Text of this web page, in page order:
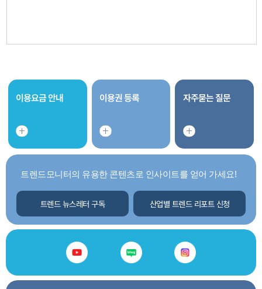
이용요금 안내 이용권 등록 자주묻는 질문
트렌드모니터의 유용한 콘텐츠로 인사이트를 얻어 가세요!
트렌드 뉴스레터 구독 산업별 트렌드 리포트 신청